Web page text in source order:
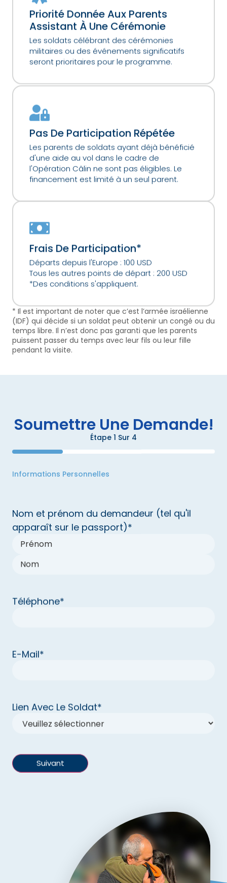
Priorité Donnée Aux Parents
Assistant À Une Cérémonie
Les soldats célébrant des cérémonies
militaires ou des événements significatifs
seront prioritaires pour le programme.
Pas De Participation Répétée
Les parents de soldats ayant déjà bénéficié
d'une aide au vol dans le cadre de
l'Opération Câlin ne sont pas éligibles. Le
financement est limité à un seul parent.
Frais De Participation*
Départs depuis l'Europe : 100 USD
Tous les autres points de départ : 200 USD
*Des conditions s'appliquent.
* Il est important de noter que c’est l’armée israélienne
(IDF) qui décide si un soldat peut obtenir un congé ou du
temps libre. Il n’est donc pas garanti que les parents
puissent passer du temps avec leur fils ou leur fille
pendant la visite.
Soumettre Une Demande!
Étape 1 Sur 4
25%
Informations Personnelles
Nom et prénom du demandeur (tel qu'il
apparaît sur le passport)*
Téléphone*
E-Mail*
Lien Avec Le Soldat*